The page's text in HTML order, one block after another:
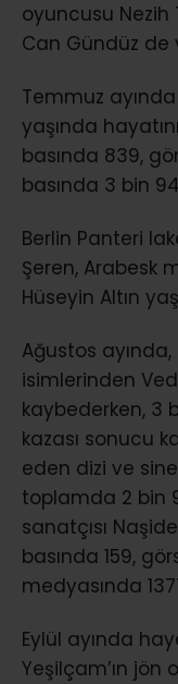
oyuncusu Nezih
Can Gündüz de
Temmuz
yaşında
basında 839,
basında 3 bin
Berlin Panteri
Şeren, Arabesk
Hüseyin Altın
Ağustos
isimlerinden
kaybederken, 3
kazası sonucu
eden dizi ve
toplamda 2 bin
sanatçısı
basında 159,
medyasında
Eylül ayında
Yeşilçam’ın jön